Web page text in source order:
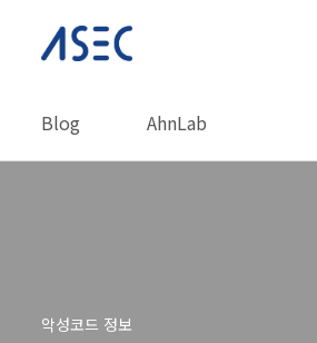
Blog AhnLab
악성코드 정보